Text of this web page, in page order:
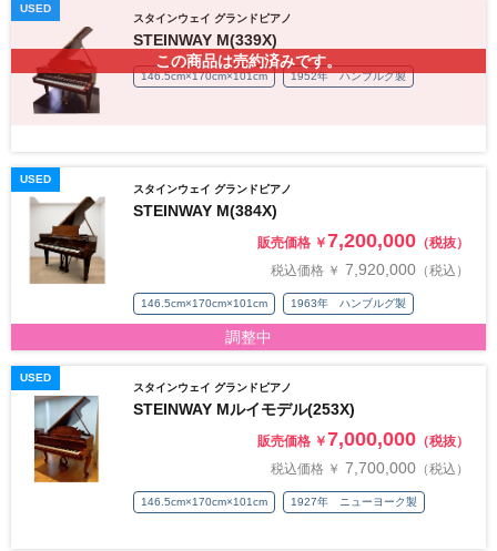
この商品は売約済みです。
USED
スタインウェイ グランドピアノ
STEINWAY M(339X)
146.5cm×170cm×101cm 1952年 ハンブルグ製
USED
調整中
スタインウェイ グランドピアノ
STEINWAY M(384X)
販売価格 ￥7,200,000 （税抜）
税込価格 ￥ 7,920,000 （税込）
146.5cm×170cm×101cm 1963年 ハンブルグ製
USED
スタインウェイ グランドピアノ
STEINWAY Mルイモデル(253X)
販売価格 ￥7,000,000 （税抜）
税込価格 ￥ 7,700,000 （税込）
146.5cm×170cm×101cm 1927年 ニューヨーク製